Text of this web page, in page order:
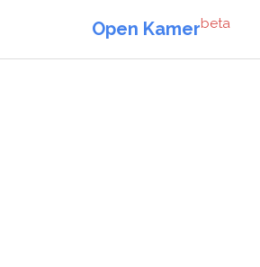
Open Kamerbeta